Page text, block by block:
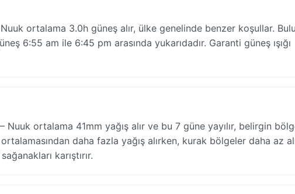
ortalama 3.0h güneş alır, ülke genelinde benzer koşullar.
6:55 am ile 6:45 pm arasında yukarıdadır. Garanti güneş ışığı
ortalama 41mm yağış alır ve bu 7 güne yayılır, belirgin
daha fazla yağış alırken, kurak bölgeler daha az
karıştırır.